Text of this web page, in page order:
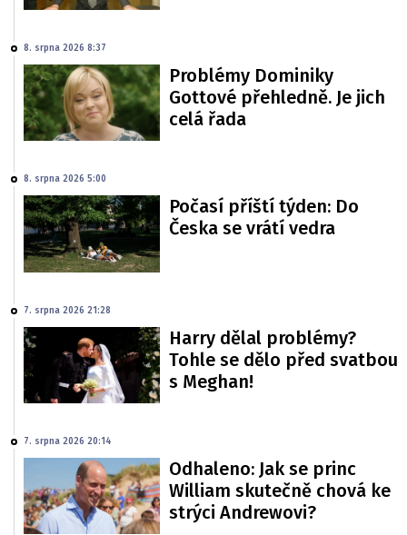
8. srpna 2026 8:37
Problémy Dominiky
Gottové přehledně. Je jich
celá řada
8. srpna 2026 5:00
Počasí příští týden: Do
Česka se vrátí vedra
7. srpna 2026 21:28
Harry dělal problémy?
Tohle se dělo před svatbou
s Meghan!
7. srpna 2026 20:14
Odhaleno: Jak se princ
William skutečně chová ke
strýci Andrewovi?